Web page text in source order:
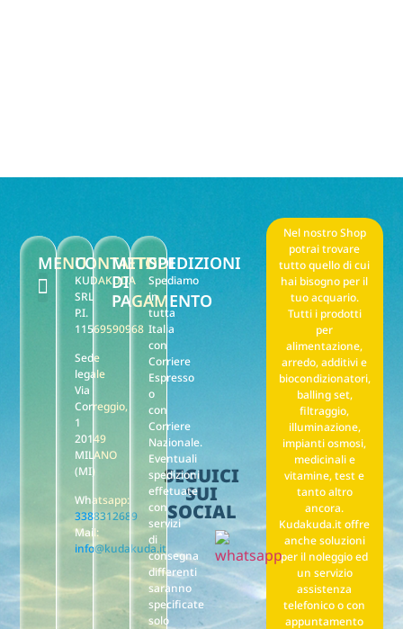
Nel nostro Shop
potrai trovare
tutto quello di cui
hai bisogno per il
tuo acquario.
Tutti i prodotti
per
alimentazione,
arredo, additivi e
biocondizionatori,
balling set,
filtraggio,
illuminazione,
impianti osmosi,
medicinali e
vitamine, test e
tanto altro
ancora.
Kudakuda.it offre
anche soluzioni
per il noleggio ed
un servizio
assistenza
telefonico o con
appuntamento
SEGUICI
SUI
SOCIAL
MENUCONTATTI
KUDAKUDA
SRL
P.I.
11569590968
Sede
legale
Via
Correggio,
1
20149
MILANO
(MI)
Whatsapp:
3388312689
Mail:
info@kudakuda.it
METODI
DI
PAGAMENTO
SPEDIZIONI
Spediamo
in
tutta
Italia
con
Corriere
Espresso
o
con
Corriere
Nazionale.
Eventuali
spedizioni
effetuate
con
servizi
di
consegna
differenti
saranno
specificate
solo